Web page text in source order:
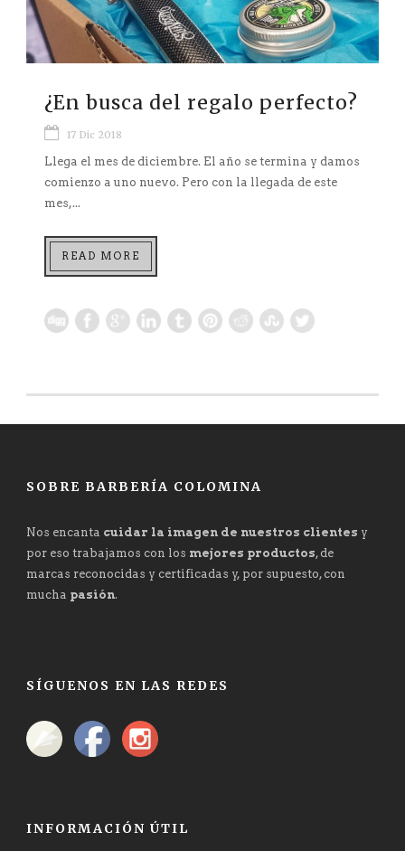
¿En busca del regalo perfecto?
17 Dic 2018
Llega el mes de diciembre. El año se termina y damos
comienzo a uno nuevo. Pero con la llegada de este
mes,...
READ MORE
SOBRE BARBERÍA COLOMINA
Nos encanta cuidar la imagen de nuestros clientes y
por eso trabajamos con los mejores productos, de
marcas reconocidas y certificadas y, por supuesto, con
mucha pasión.
SÍGUENOS EN LAS REDES
INFORMACIÓN ÚTIL